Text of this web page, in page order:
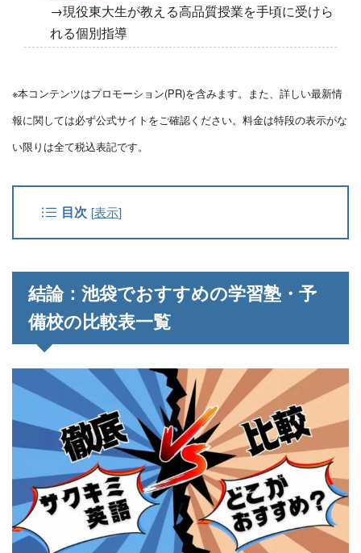
→現役東大生が教える高品質授業を手頃に受けら
れる個別指導
※本コンテンツはプロモーション(PR)を含みます。また、詳しい最新情
報に関しては必ず公式サイトをご確認ください。料金は特段の表示がな
い限りは全て税込表記です。
目次 [表示]
結論：池袋でおすすめの学習塾・予
備校の比較表一覧